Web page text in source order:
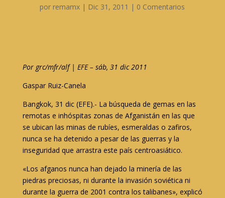
por remamx | Dic 31, 2011 | 0 Comentarios
Por grc/mfr/alf | EFE – sáb, 31 dic 2011
Gaspar Ruiz-Canela
Bangkok, 31 dic (EFE).- La búsqueda de gemas en las
remotas e inhóspitas zonas de Afganistán en las que
se ubican las minas de rubíes, esmeraldas o zafiros,
nunca se ha detenido a pesar de las guerras y la
inseguridad que arrastra este país centroasiático.
«Los afganos nunca han dejado la minería de las
piedras preciosas, ni durante la invasión soviética ni
durante la guerra de 2001 contra los talibanes», explicó